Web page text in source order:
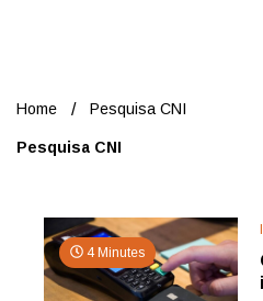
Home Pesquisa CNI
Pesquisa CNI
4 Minutes